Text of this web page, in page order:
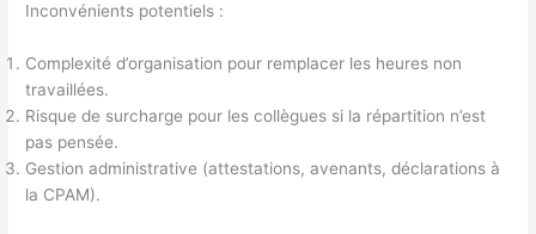
Inconvénients potentiels :
Complexité d’organisation pour remplacer les heures non
travaillées.
Risque de surcharge pour les collègues si la répartition n’est
pas pensée.
Gestion administrative (attestations, avenants, déclarations à
la CPAM).